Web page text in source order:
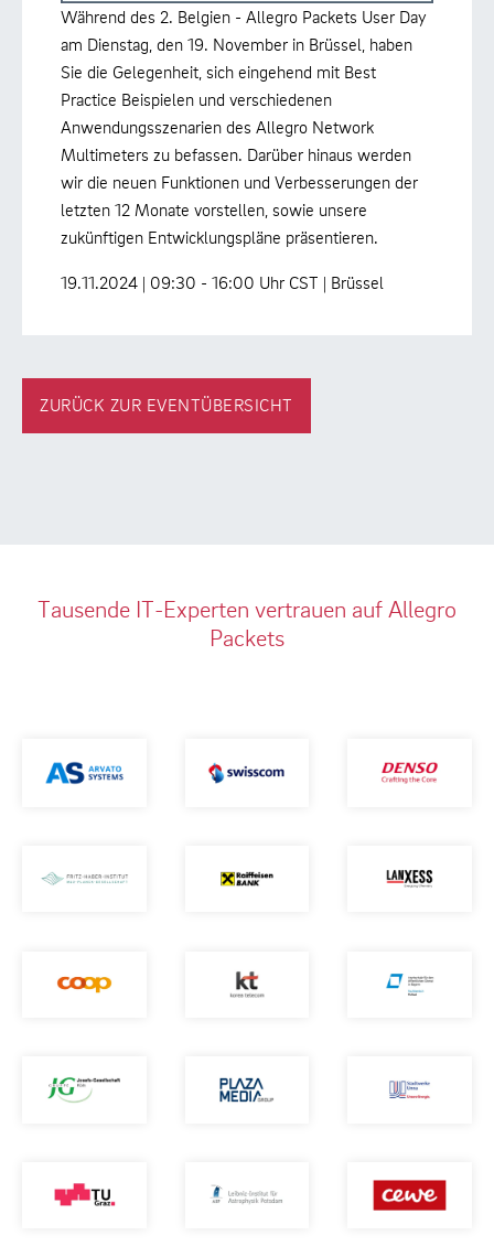
Während des 2. Belgien - Allegro Packets User Day
am Dienstag, den 19. November in Brüssel, haben
Sie die Gelegenheit, sich eingehend mit Best
Practice Beispielen und verschiedenen
Anwendungsszenarien des Allegro Network
Multimeters zu befassen. Darüber hinaus werden
wir die neuen Funktionen und Verbesserungen der
letzten 12 Monate vorstellen, sowie unsere
zukünftigen Entwicklungspläne präsentieren.
19.11.2024 | 09:30 - 16:00 Uhr CST | Brüssel
ZURÜCK ZUR EVENTÜBERSICHT
Tausende IT-Experten vertrauen auf Allegro
Packets